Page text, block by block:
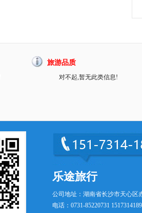
旅游品质
对不起,暂无此类信息!
乐途旅行
公司地址：湖南省长沙市天心区
电话：0731-85220731